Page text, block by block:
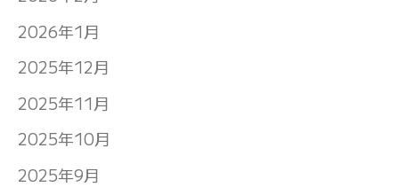
2026年1月
2025年12月
2025年11月
2025年10月
2025年9月